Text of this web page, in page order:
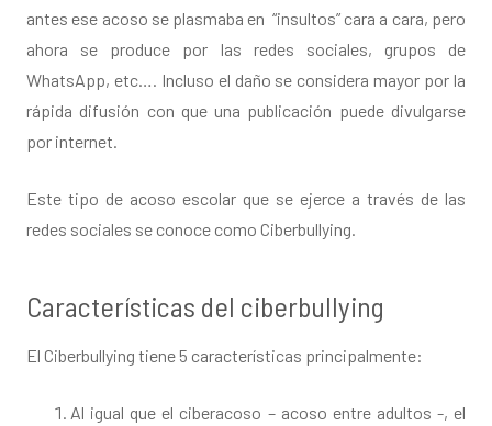
antes ese acoso se plasmaba en “insultos” cara a cara, pero
ahora se produce por las redes sociales, grupos de
WhatsApp, etc…. Incluso el daño se considera mayor por la
rápida difusión con que una publicación puede divulgarse
por internet.
Este tipo de acoso escolar que se ejerce a través de las
redes sociales se conoce como Ciberbullying.
Características del ciberbullying
El Ciberbullying tiene 5 características principalmente:
Al igual que el ciberacoso – acoso entre adultos -, el